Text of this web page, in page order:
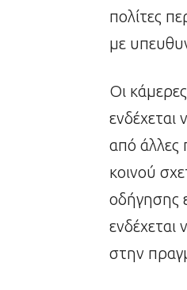
πολίτες
με
Οι
από άλλες
κοινού
οδήγησης
στην